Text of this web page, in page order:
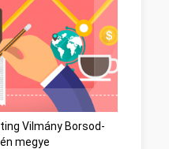
Vilmány Borsod-
megye